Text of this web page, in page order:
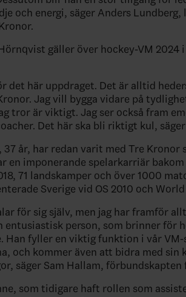
och energi, säger Anders Lundberg,
gäller över hockey-VM 2024 i
det här uppdraget. Det är alltid
Jag vill bygga vidare på
tror är viktigt. Jag ser också fram
Det här ska bli riktigt kul,
år, har redan varit med Tre Kronor
en imponerande spelarkarriär
71 landskamper och över 1000
Sverige vid OS 2010 och World
för sig själv, men jag har framför
entusiastisk person, som brinner för
Han fyller en viktig funktion i vår
och kommer även att bidra med sin
säger Sam Hallam, förbundskapten
som tidigare haft rollen som